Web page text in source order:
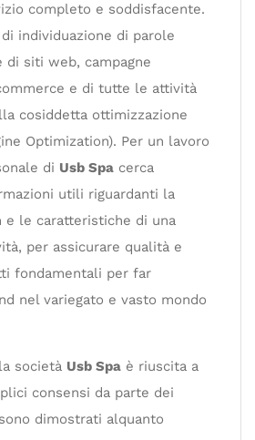
completo e soddisfacente.
individuazione di parole
di siti web, campagne
e di tutte le attività
cosiddetta ottimizzazione
Optimization). Per un lavoro
di Usb Spa cerca
utili riguardanti la
e le caratteristiche di una
per assicurare qualità e
fondamentali per far
nel variegato e vasto mondo
società Usb Spa è riuscita a
consensi da parte dei
dimostrati alquanto